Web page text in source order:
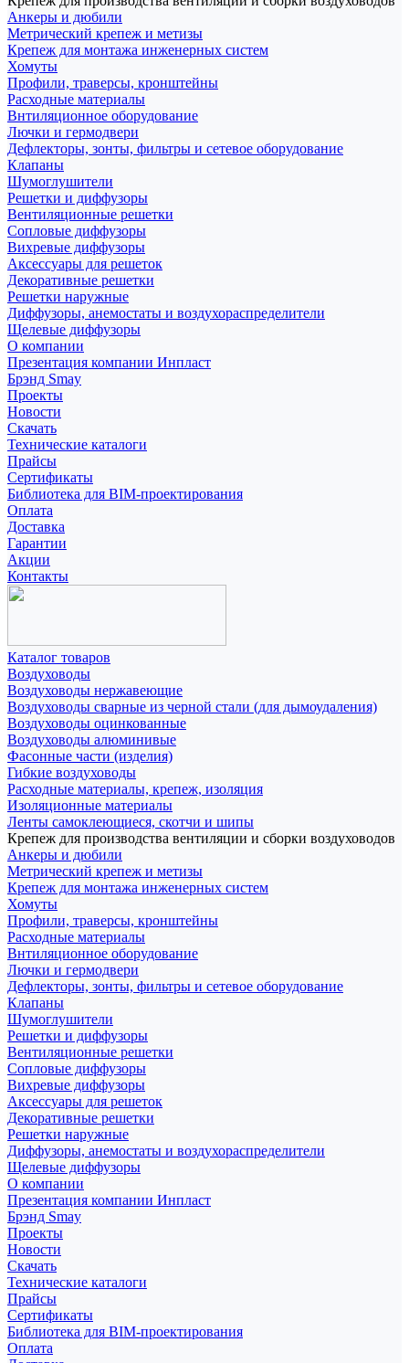
Анкеры и дюбили
Метрический крепеж и метизы
Крепеж для монтажа инженерных систем
Хомуты
Профили, траверсы, кронштейны
Расходные материалы
Внтиляционное оборудование
Лючки и гермодвери
Дефлекторы, зонты, фильтры и сетевое оборудование
Клапаны
Шумоглушители
Решетки и диффузоры
Вентиляционные решетки
Сопловые диффузоры
Вихревые диффузоры
Аксессуары для решеток
Декоративные решетки
Решетки наружные
Диффузоры, анемостаты и воздухораспределители
Щелевые диффузоры
О компании
Презентация компании Инпласт
Брэнд Smay
Проекты
Новости
Скачать
Технические каталоги
Прайсы
Сертификаты
Библиотека для BIM-проектирования
Оплата
Доставка
Гарантии
Акции
Контакты
Каталог товаров
Воздуховоды
Воздуховоды нержавеющие
Воздуховоды сварные из черной стали (для дымоудаления)
Воздуховоды оцинкованные
Воздуховоды алюминивые
Фасонные части (изделия)
Гибкие воздуховоды
Расходные материалы, крепеж, изоляция
Изоляционные материалы
Ленты самоклеющиеся, скотчи и шипы
Крепеж для производства вентиляции и сборки воздуховодов
Анкеры и дюбили
Метрический крепеж и метизы
Крепеж для монтажа инженерных систем
Хомуты
Профили, траверсы, кронштейны
Расходные материалы
Внтиляционное оборудование
Лючки и гермодвери
Дефлекторы, зонты, фильтры и сетевое оборудование
Клапаны
Шумоглушители
Решетки и диффузоры
Вентиляционные решетки
Сопловые диффузоры
Вихревые диффузоры
Аксессуары для решеток
Декоративные решетки
Решетки наружные
Диффузоры, анемостаты и воздухораспределители
Щелевые диффузоры
О компании
Презентация компании Инпласт
Брэнд Smay
Проекты
Новости
Скачать
Технические каталоги
Прайсы
Сертификаты
Библиотека для BIM-проектирования
Оплата